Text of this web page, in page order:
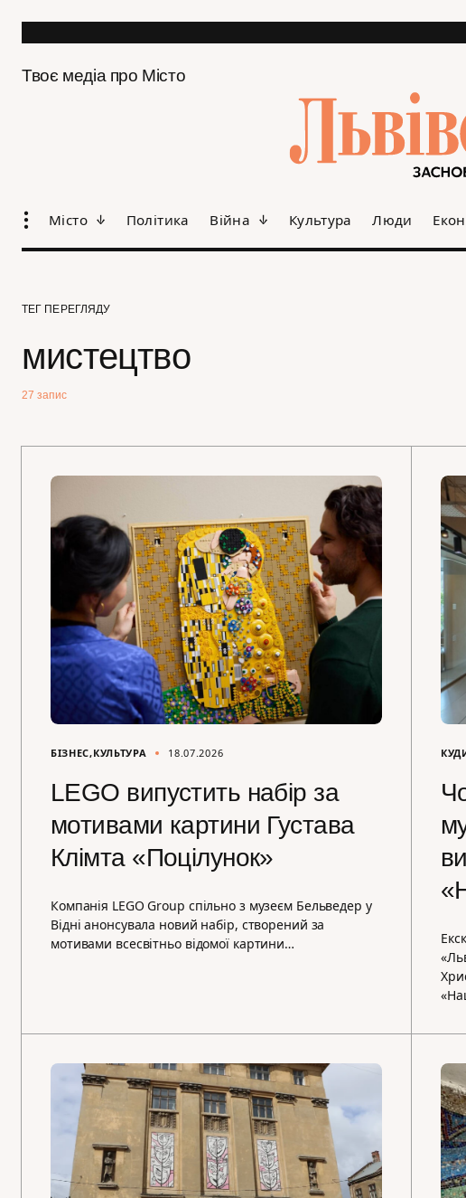
Твоє медіа про Місто
Місто Політика Війна Культура Люди
ТЕГ ПЕРЕГЛЯДУ
мистецтво
27 запис
БІЗНЕС КУЛЬТУРА 18.07.2026
LEGO випустить набір за
мотивами картини Густава
Клімта «Поцілунок»
Компанія LEGO Group спільно з музеєм Бельведер у
Відні анонсувала новий набір, створений за
мотивами всесвітньо відомої картини…